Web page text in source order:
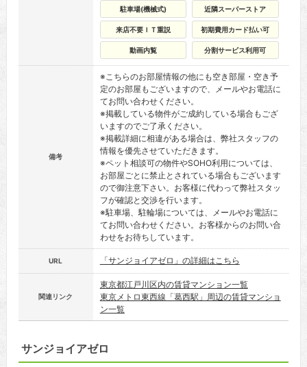
駐車場(機械式) 近隣スーパーストア
来店不要ＩＴ重説 初期費用カード払い可
動画内覧 分割サービス利用可
備考
※こちらのお部屋情報の他にも空き部屋・空き予
定のお部屋もございますので、メールやお電話に
てお問い合わせください。
※掲載している物件がご成約している場合もござ
いますのでご了承ください。
※掲載詳細に相違がある場合は、弊社スタッフの
情報を優先させていただきます。
※ペット相談可の物件やSOHO利用については、
お部屋ごとに禁止とされている場合もございます
ので御注意下さい。お客様に代わって弊社スタッ
フが確認と交渉を行います。
※駐車場、駐輪場については、メールやお電話に
てお問い合わせください。お客様からのお問い合
わせをお待ちしています。
URL 「サンジョイアゼロ」の詳細はこちら
関連リンク
東京都江戸川区内の賃貸マンション一覧
東京メトロ東西線「葛西駅」周辺の賃貸マンショ
ン一覧
サンジョイアゼロ